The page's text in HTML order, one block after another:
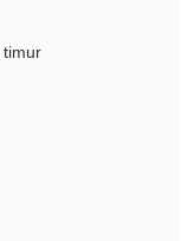
timur